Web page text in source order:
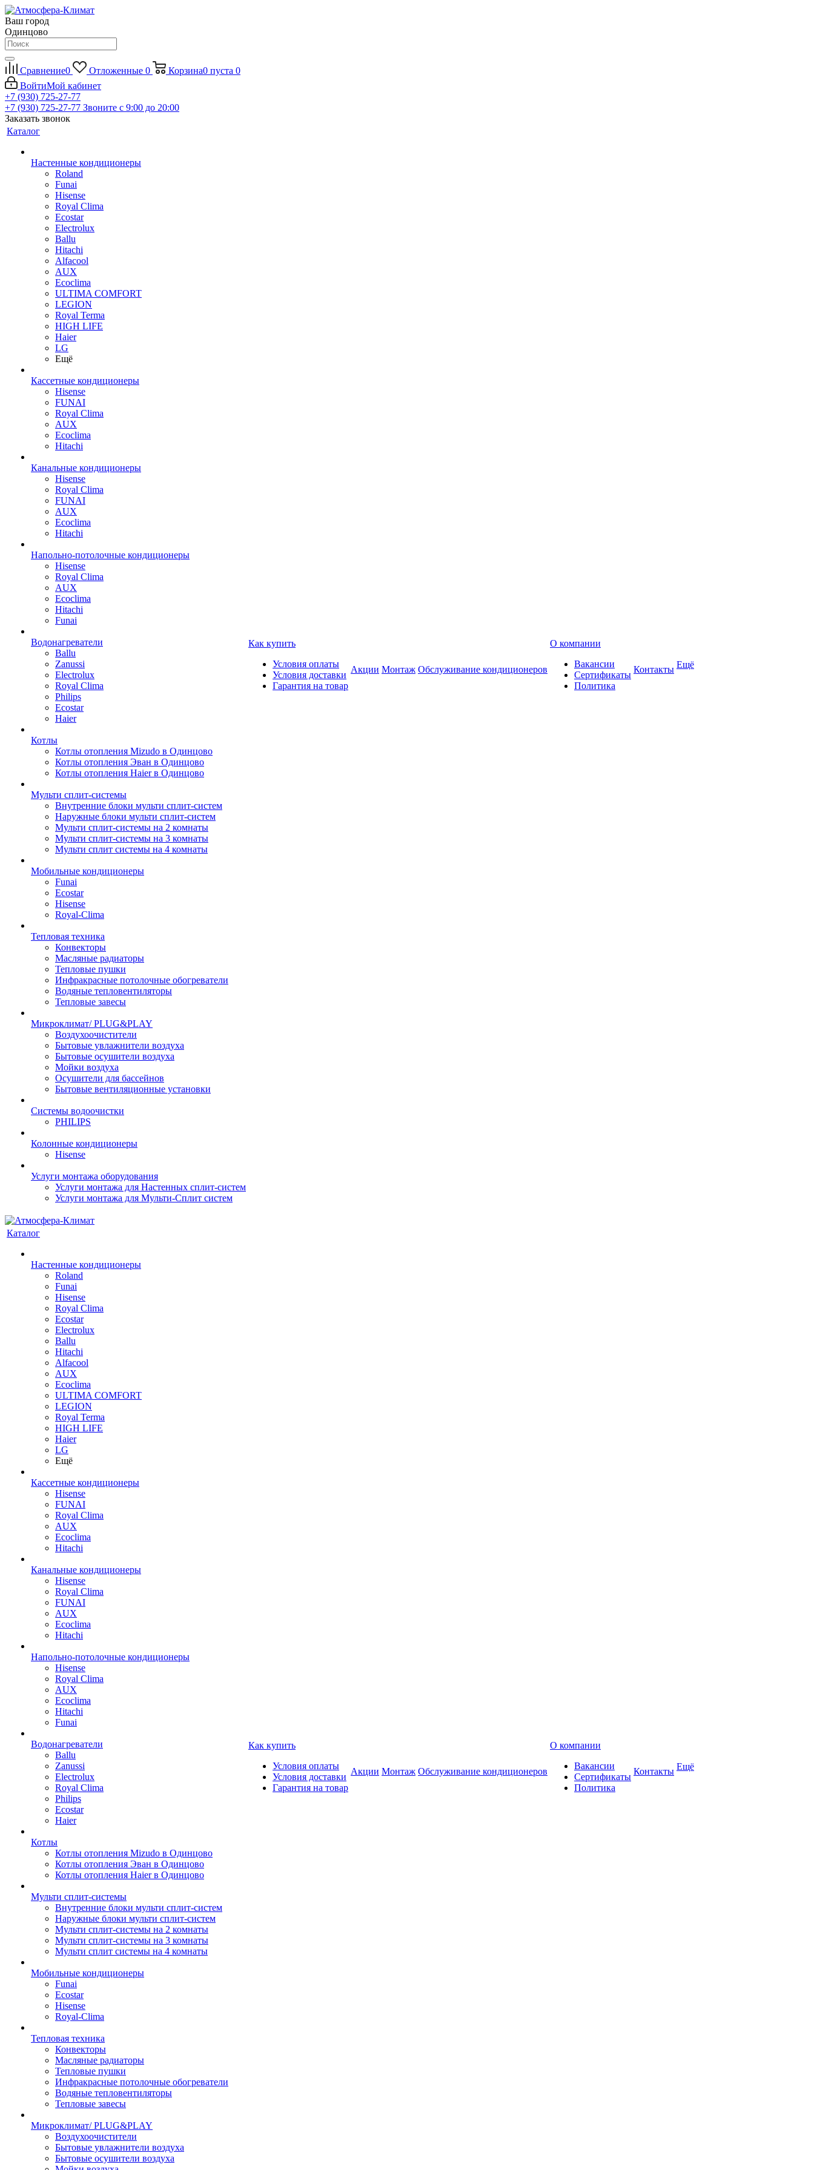
Ваш город
Одинцово
Сравнение0 Отложенные 0 Корзина0 пуста 0
ВойтиМой кабинет
+7 (930) 725-27-77
+7 (930) 725-27-77 Звоните с 9:00 до 20:00
Заказать звонок
Каталог
Настенные кондиционеры
Roland
Funai
Hisense
Royal Clima
Ecostar
Electrolux
Ballu
Hitachi
Alfacool
AUX
Ecoclima
ULTIMA COMFORT
LEGION
Royal Terma
HIGH LIFE
Haier
LG
Ещё
Кассетные кондиционеры
Hisense
FUNAI
Royal Clima
AUX
Ecoclima
Hitachi
Канальные кондиционеры
Hisense
Royal Clima
FUNAI
AUX
Ecoclima
Hitachi
Напольно-потолочные кондиционеры
Hisense
Royal Clima
AUX
Ecoclima
Hitachi
Funai
Водонагреватели
Ballu
Zanussi
Electrolux
Royal Clima
Philips
Ecostar
Haier
Котлы
Котлы отопления Mizudo в Одинцово
Котлы отопления Эван в Одинцово
Котлы отопления Haier в Одинцово
Мульти сплит-системы
Внутренние блоки мульти сплит-систем
Наружные блоки мульти сплит-систем
Мульти сплит-системы на 2 комнаты
Мульти сплит-системы на 3 комнаты
Мульти сплит системы на 4 комнаты
Мобильные кондиционеры
Funai
Ecostar
Hisense
Royal-Clima
Тепловая техника
Конвекторы
Масляные радиаторы
Тепловые пушки
Инфракрасные потолочные обогреватели
Водяные тепловентиляторы
Тепловые завесы
Микроклимат/ PLUG&PLAY
Воздухоочистители
Бытовые увлажнители воздуха
Бытовые осушители воздуха
Мойки воздуха
Осушители для бассейнов
Бытовые вентиляционные установки
Системы водоочистки
PHILIPS
Колонные кондиционеры
Hisense
Услуги монтажа оборудования
Услуги монтажа для Настенных сплит-систем
Услуги монтажа для Мульти-Сплит систем
Как купить
Условия оплаты
Условия доставки
Гарантия на товар
Акции Монтаж Обслуживание кондиционеров
О компании
Вакансии
Сертификаты
Политика
Контакты Ещё
Каталог
Настенные кондиционеры
Roland
Funai
Hisense
Royal Clima
Ecostar
Electrolux
Ballu
Hitachi
Alfacool
AUX
Ecoclima
ULTIMA COMFORT
LEGION
Royal Terma
HIGH LIFE
Haier
LG
Ещё
Кассетные кондиционеры
Hisense
FUNAI
Royal Clima
AUX
Ecoclima
Hitachi
Канальные кондиционеры
Hisense
Royal Clima
FUNAI
AUX
Ecoclima
Hitachi
Напольно-потолочные кондиционеры
Hisense
Royal Clima
AUX
Ecoclima
Hitachi
Funai
Водонагреватели
Ballu
Zanussi
Electrolux
Royal Clima
Philips
Ecostar
Haier
Котлы
Котлы отопления Mizudo в Одинцово
Котлы отопления Эван в Одинцово
Котлы отопления Haier в Одинцово
Мульти сплит-системы
Внутренние блоки мульти сплит-систем
Наружные блоки мульти сплит-систем
Мульти сплит-системы на 2 комнаты
Мульти сплит-системы на 3 комнаты
Мульти сплит системы на 4 комнаты
Мобильные кондиционеры
Funai
Ecostar
Hisense
Royal-Clima
Тепловая техника
Конвекторы
Масляные радиаторы
Тепловые пушки
Инфракрасные потолочные обогреватели
Водяные тепловентиляторы
Тепловые завесы
Микроклимат/ PLUG&PLAY
Воздухоочистители
Бытовые увлажнители воздуха
Бытовые осушители воздуха
Как купить
Условия оплаты
Условия доставки
Гарантия на товар
Акции Монтаж Обслуживание кондиционеров
О компании
Вакансии
Сертификаты
Политика
Контакты Ещё